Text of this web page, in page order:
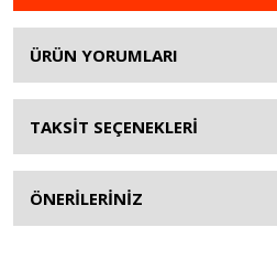
ÜRÜN YORUMLARI
TAKSİT SEÇENEKLERİ
ÖNERİLERİNİZ